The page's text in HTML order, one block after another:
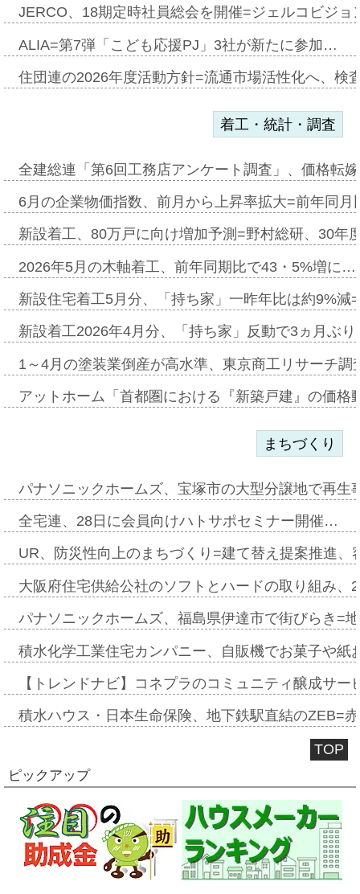
JERCO、18期定時社員総会を開催=ジェルコビジ
ALIA=第7弾「こども応援PJ」3社が新たに参加…
住団連の2026年度活動方針=流通市場活性化へ、検
着工・統計・調査
全建総連「第6回工務店アンケート調査」、価格転
6月の企業物価指数、前月から上昇率拡大=前年同
新設着工、80万戸に向け増加予測=野村総研、30年
2026年5月の木軸着工、前年同期比で43・5%増に…
新設住宅着工5月分、「持ち家」一昨年比は約9%
新設着工2026年4月分、「持ち家」反動で3ヵ月ぶ
1～4月の塗装業倒産が高水準、東京商工リサーチ
アットホーム「首都圏における『新築戸建』の価
まちづくり
パナソニックホームズ、宝塚市の大型分譲地で再
全宅連、28日に会員向けハトサポセミナー開催…
UR、防災性向上のまちづくり=建て替え提案推進
大阪府住宅供給公社のソフトとハードの取り組み
パナソニックホームズ、福島県伊達市で街びらき=
積水化学工業住宅カンパニー、自販機でお菓子や
【トレンドナビ】コネプラのコミュニティ醸成サ
積水ハウス・日本生命保険、地下鉄駅直結のZEB=
TOP
ピックアップ